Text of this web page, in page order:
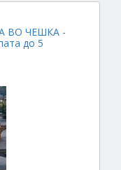
ВО ЧЕШКА -
до 5